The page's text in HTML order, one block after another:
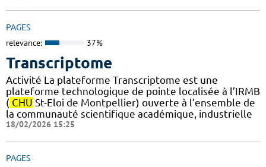
PAGES
relevance: 37%
Transcriptome
Activité La plateforme Transcriptome est une
plateforme technologique de pointe localisée à l’IRMB
( CHU St-Eloi de Montpellier) ouverte à l’ensemble de
la communauté scientifique académique, industrielle
18/02/2026 15:25
PAGES